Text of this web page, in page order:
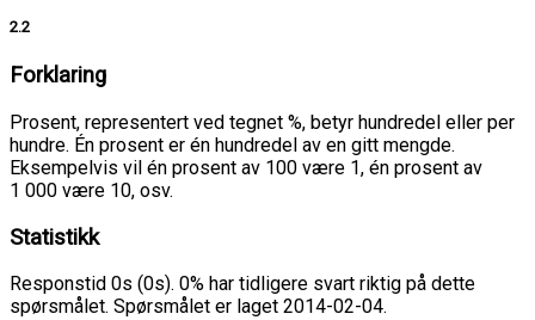
2.2
Forklaring
Prosent, representert ved tegnet %, betyr hundredel eller per
hundre. Én prosent er én hundredel av en gitt mengde.
Eksempelvis vil én prosent av 100 være 1, én prosent av
1 000 være 10, osv.
Statistikk
Responstid 0s (0s). 0% har tidligere svart riktig på dette
spørsmålet. Spørsmålet er laget 2014-02-04.